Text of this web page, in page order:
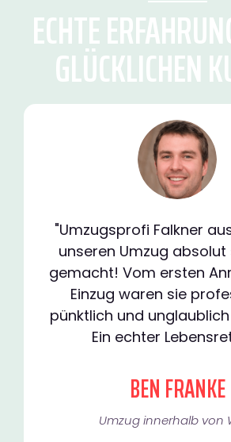
ECHTE
GLÜCKLICHEN
"Umzugsprofi Falkner
unseren Umzug
gemacht! Vom ersten
Einzug waren sie
pünktlich und
Ein echter
BEN FRANKE
Umzug innerhalb von